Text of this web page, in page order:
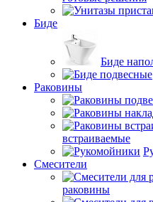
Биде
Биде
Раковины
встраиваемые
Смесители
раковины